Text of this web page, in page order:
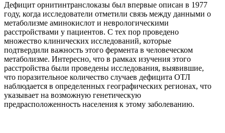
Дефицит орнитинтранслоказы был впервые описан в 1977
году, когда исследователи отметили связь между данными о
метаболизме аминокислот и неврологическими
расстройствами у пациентов. С тех пор проведено
множество клинических исследований, которые
подтвердили важность этого фермента в человеческом
метаболизме. Интересно, что в рамках изучения этого
расстройства были проведены исследования, выявившие,
что поразительное количество случаев дефицита ОТЛ
наблюдается в определенных географических регионах, что
указывает на возможную генетическую
предрасположенность населения к этому заболеванию.